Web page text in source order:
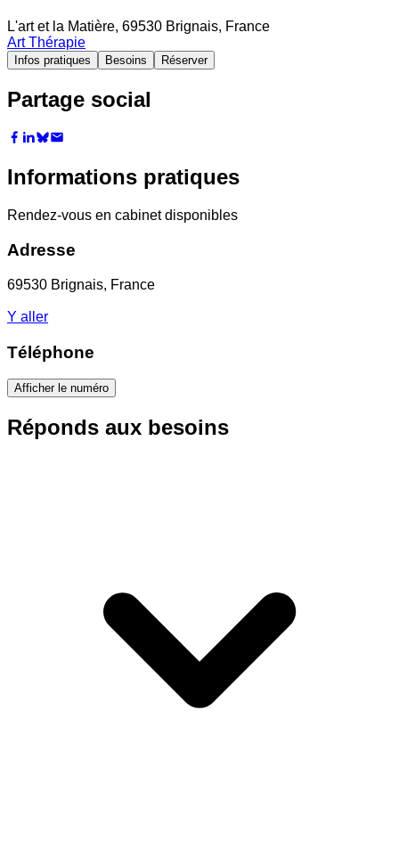
L'art et la Matière, 69530 Brignais, France
Art Thérapie
Infos pratiques Besoins Réserver
Partage social
Informations pratiques
Rendez-vous en cabinet disponibles
Adresse
69530 Brignais, France
Y aller
Téléphone
Afficher le numéro
Réponds aux besoins